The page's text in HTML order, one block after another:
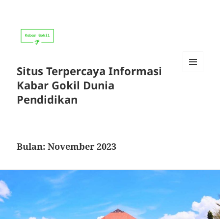
Situs Terpercaya Informasi
Kabar Gokil Dunia
Pendidikan
Bulan:November 2023